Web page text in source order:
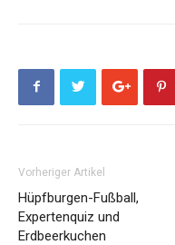
Vorheriger Artikel
Hüpfburgen-Fußball,
Expertenquiz und
Erdbeerkuchen